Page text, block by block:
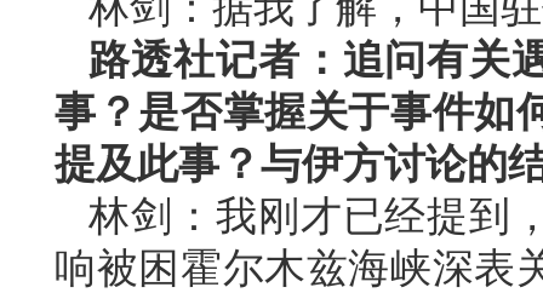
路透社记者：追问有关
事？是否掌握关于事件如
提及此事？与伊方讨论的
林剑：我刚才已经提到
响被困霍尔木兹海峡深表